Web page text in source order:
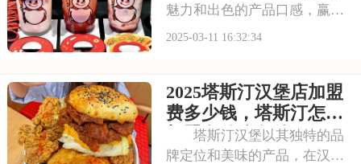
魅力和出色的产品口感，赢得
了无数消费者的青睐。加盟蜜
接享受品牌带来的优势和支
持，让创业之路更加顺畅。本
文将为你揭秘开一家蜜
2025-03-11 16:32:34
2025塔斯汀汉堡店加盟
费多少钱，塔斯汀怎么
加盟有什么条件
塔斯汀汉堡以其独特的品
牌定位和美味的产品，在汉堡